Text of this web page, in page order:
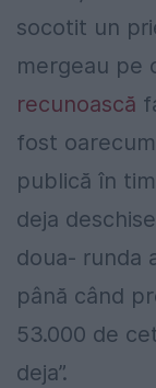
socotit un
mergeau pe
recunoască
fost
publică în
deja
doua- runda
până când
53.000 de
deja”.